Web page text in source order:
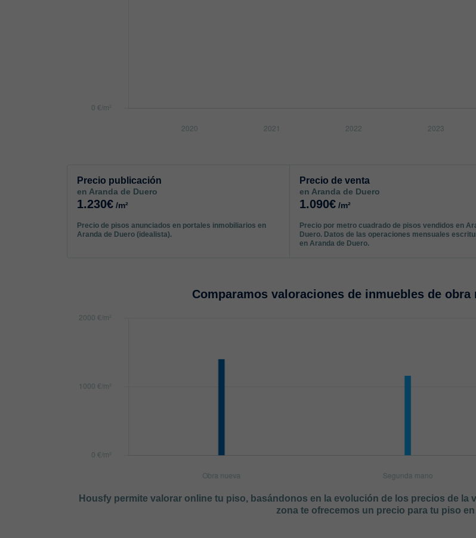
Precio publicación
en Aranda de Duero
1.230€ /m²
Precio de pisos anunciados en portales inmobiliarios en
Aranda de Duero (idealista).
Precio de venta
en Aranda de Duero
1.090€/m²
Precio por metro cuadrado de pisos vendidos en
Duero. Datos de las operaciones mensuales
en Aranda de Duero.
Comparamos valoraciones de inmuebles de obra
Housfy permite valorar online tu piso, basándonos en la evolución de los precios de
zona te ofrecemos un precio para tu piso